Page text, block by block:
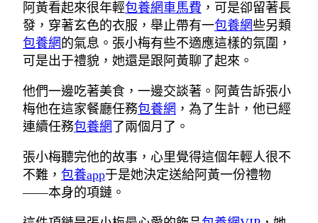
阿黃看起來很年輕包養網車馬費 ，可是卻留著長
發，穿著玄色的衣服，舉止帶有一包養網些另類
包養網 的氣息。張小梅有些不適應這樣的氛圍，
可是出于禮貌，她還是跟阿黃聊了起來。
他們一邊吃著美食，一邊交談著。阿黃告訴張小
梅他在這家餐廳任務包養網 ，為了生計，他已經
連續任務包養網 了兩個月了。
張小梅聽完他的故事，心里覺得這個年輕人很不
不難， 包養app于是她決定送給阿黃一份禮物
——本身的項鏈。